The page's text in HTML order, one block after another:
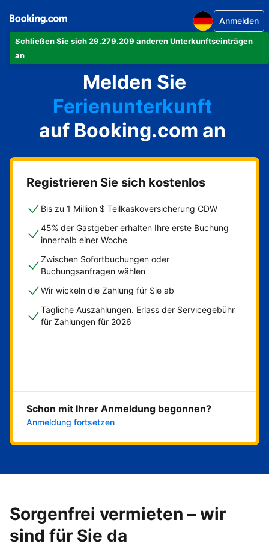
Schließen Sie sich 29.279.209 anderen Unterkunftseinträgen
an
Anmelden
Melden Sie
Ihre Ferienwohnung
Ihr Hotel
Ferienunterkunft
Ihre Pension
Ihr Bed & Breakfast
auf Booking.com an
Registrieren Sie sich kostenlos
Bis zu 1 Million $ Teilkaskoversicherung CDW
45% der Gastgeber erhalten Ihre erste Buchung
innerhalb einer Woche
Zwischen Sofortbuchungen oder
Buchungsanfragen wählen
Wir wickeln die Zahlung für Sie ab
Tägliche Auszahlungen. Erlass der Servicegebühr
für Zahlungen für 2026
Jetzt loslegen
Schon mit Ihrer Anmeldung begonnen?
Anmeldung fortsetzen
Sorgenfrei vermieten – wir
sind für Sie da